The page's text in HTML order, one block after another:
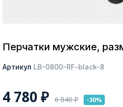
Перчатки мужские,
Артикул LB-0800-RF-black-8
4 780 ₽ 6 840₽ -30%